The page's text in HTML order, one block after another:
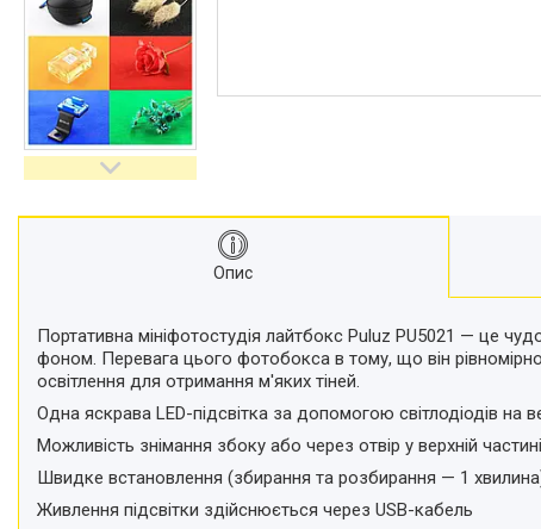
Світлодіодні LED-панель,
відеосвітло
Підсвічування, накамерне
світло
Штативи для фотоапаратів і
відеокамер
Стедіками, стабілізатори
Моноподи
Лінзи-об'єктиви для
Оптика для спостережень
Сумки для студійного
обладнання
Перехідники для фототехніки і
адаптери
Мікрофони, стійки, пантографи
Міні вітрові машини
Опис
Портативна мініфотостудія лайтбокс Puluz PU5021 — це
фоном. Перевага цього фотобокса в тому, що він
освітлення для отримання м'яких тіней.
Одна яскрава LED-підсвітка за допомогою світлодіодів на
Можливість знімання збоку або через отвір у верхній
Швидке встановлення (збирання та розбирання — 1
Живлення підсвітки здійснюється через USB-кабель